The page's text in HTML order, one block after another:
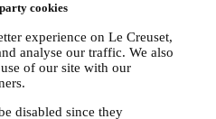
cookies
experience on Le Creuset,
analyse our traffic. We also
of our site with our
disabled since they
dotyczące produktu i
historii przeglądania Internetu
– takie jak adres IP, wersja
czas trwania wizyty,
w Witrynie internetowej